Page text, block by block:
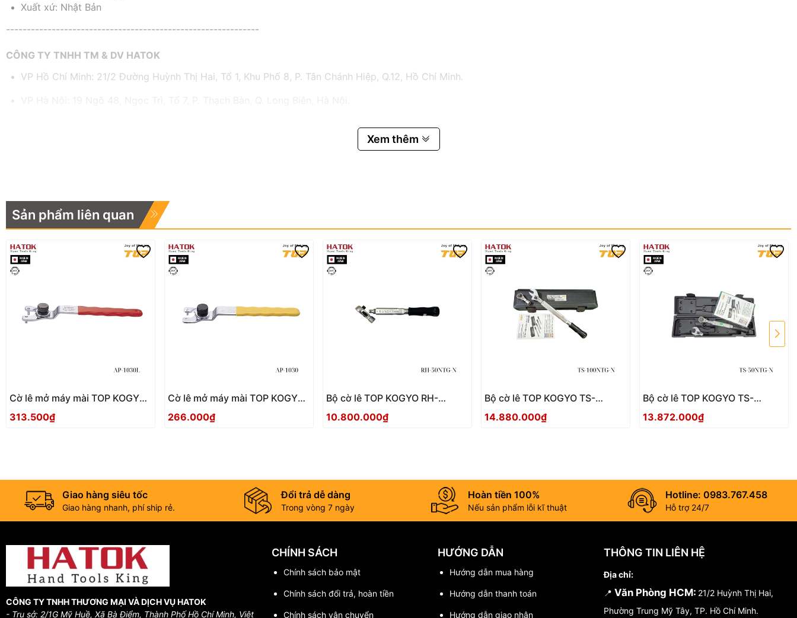
Xuất xứ: Nhật Bản
-------------------------------------------------------------
CÔNG TY TNHH TM & DV HATOK
VP Hồ Chí Minh: 21/2 Đường Huỳnh Thị Hai, Tổ 1, Khu Phố 8, P. Tân Chánh Hiệp, Q.12, Hồ Chí Minh.
Xem thêm
Sản phẩm liên quan
Cờ lê mở máy mài TOP KOGYO
AP-1030L Nhật Bản
313.500₫
Cờ lê mở máy mài TOP KOGYO
AP-1030 Nhật Bản
266.000₫
Bộ cờ lê TOP KOGYO RH-
50NTG-N Nhật Bản
10.800.000₫
Bộ cờ lê TOP KOGYO TS-
100NTG-N Nhật Bản
14.880.000₫
Bộ cờ lê TOP KOGYO TS-
50NTG-N Nhật Bản
13.872.000₫
Giao hàng siêu tốc
Giao hàng nhanh, phí ship rẻ.
Đổi trả dễ dàng
Trong vòng 7 ngày
Hoàn tiền 100%
Nếu sản phẩm lỗi kĩ thuật
Hotline: 0983.767.458
Hỗ trợ 24/7
CÔNG TY TNHH THƯƠNG MẠI VÀ DỊCH VỤ HATOK
- Trụ sở: 2/1G Mỹ Huề, Xã Bà Điểm, Thành Phố Hồ Chí Minh, Việt
CHÍNH SÁCH
Chính sách bảo mật
Chính sách đổi trả, hoàn tiền
Chính sách vận chuyển
HƯỚNG DẪN
Hướng dẫn mua hàng
Hướng dẫn thanh toán
Hướng dẫn giao nhận
THÔNG TIN LIÊN HỆ
Địa chỉ:
📍 Văn Phòng HCM: 21/2 Huỳnh Thị Hai,
Phường Trung Mỹ Tây, TP. Hồ Chí Minh.